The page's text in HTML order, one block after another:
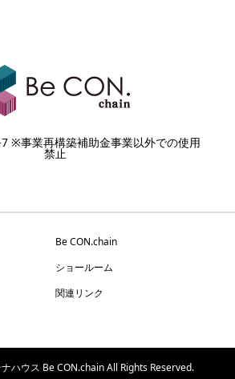
※事業再構築補助金事業以外での使用
禁止
Be CON.chain
ショールーム
関連リンク
ハウス Be CON.chain All Rights Reserved.